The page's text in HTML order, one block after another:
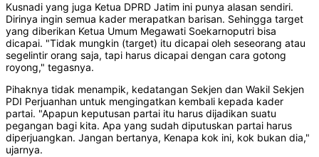
Kusnadi yang juga Ketua DPRD Jatim ini punya alasan sendiri.
Dirinya ingin semua kader merapatkan barisan. Sehingga target
yang diberikan Ketua Umum Megawati Soekarnoputri bisa
dicapai. "Tidak mungkin (target) itu dicapai oleh seseorang atau
segelintir orang saja, tapi harus dicapai dengan cara gotong
royong," tegasnya.
Pihaknya tidak menampik, kedatangan Sekjen dan Wakil Sekjen
PDI Perjuanhan untuk mengingatkan kembali kepada kader
partai. "Apapun keputusan partai itu harus dijadikan suatu
pegangan bagi kita. Apa yang sudah diputuskan partai harus
diperjuangkan. Jangan bertanya, Kenapa kok ini, kok bukan dia,"
ujarnya.